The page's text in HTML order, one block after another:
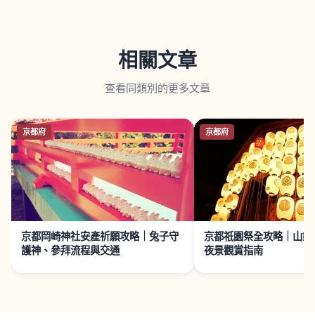
相關文章
查看同類別的更多文章
京都府
京都岡崎神社安產祈願攻略｜兔子守
護神、參拜流程與交通
京都府
京都祇園祭全攻略｜山
夜景觀賞指南